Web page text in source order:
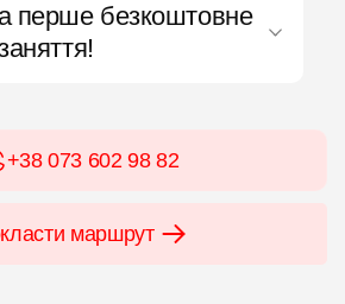
перше безкоштовне
+38 073 602 98 82
маршрут